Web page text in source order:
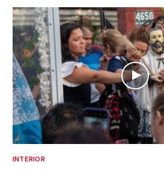
INTERIOR